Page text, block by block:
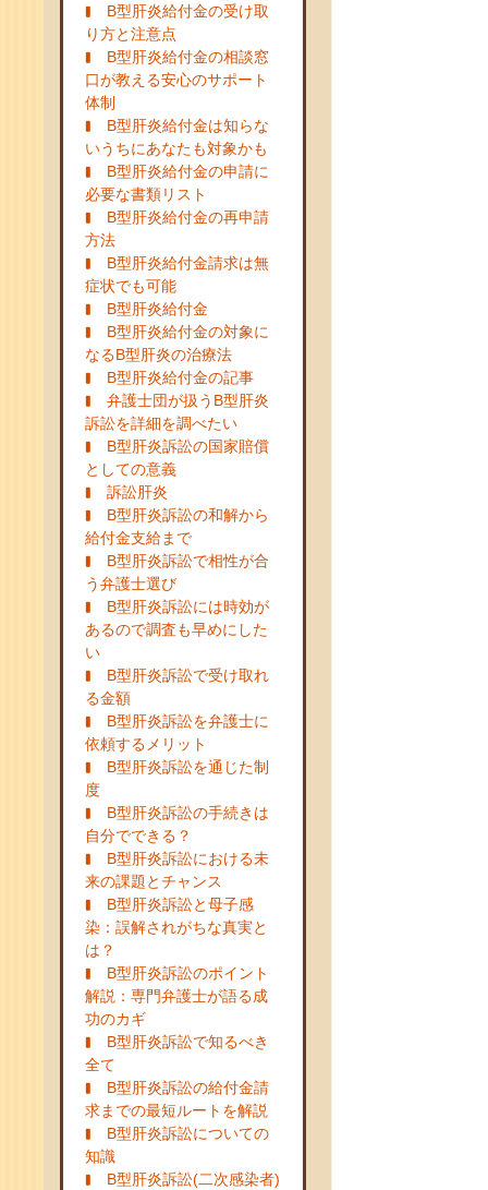
B型肝炎給付金の受け取
り方と注意点
B型肝炎給付金の相談窓
口が教える安心のサポート
体制
B型肝炎給付金は知らな
いうちにあなたも対象かも
B型肝炎給付金の申請に
必要な書類リスト
B型肝炎給付金の再申請
方法
B型肝炎給付金請求は無
症状でも可能
B型肝炎給付金
B型肝炎給付金の対象に
なるB型肝炎の治療法
B型肝炎給付金の記事
弁護士団が扱うB型肝炎
訴訟を詳細を調べたい
B型肝炎訴訟の国家賠償
としての意義
訴訟肝炎
B型肝炎訴訟の和解から
給付金支給まで
B型肝炎訴訟で相性が合
う弁護士選び
B型肝炎訴訟には時効が
あるので調査も早めにした
い
B型肝炎訴訟で受け取れ
る金額
B型肝炎訴訟を弁護士に
依頼するメリット
B型肝炎訴訟を通じた制
度
B型肝炎訴訟の手続きは
自分でできる？
B型肝炎訴訟における未
来の課題とチャンス
B型肝炎訴訟と母子感
染：誤解されがちな真実と
は？
B型肝炎訴訟のポイント
解説：専門弁護士が語る成
功のカギ
B型肝炎訴訟で知るべき
全て
B型肝炎訴訟の給付金請
求までの最短ルートを解説
B型肝炎訴訟についての
知識
B型肝炎訴訟(二次感染者)